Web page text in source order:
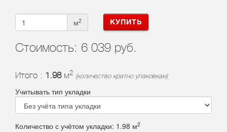
м2 КУПИТЬ
Стоимость: 6 039 руб.
Итого : 1.98м2 (количество кратно упаковкам)
Учитывать тип укладки
Количество с учётом укладки: 1.98 м2